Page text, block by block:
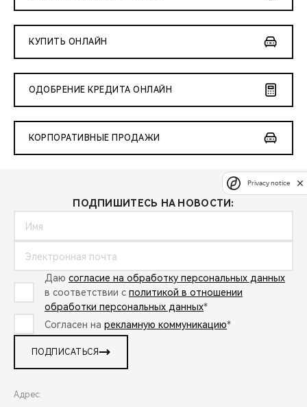
КУПИТЬ ОНЛАЙН
ОДОБРЕНИЕ КРЕДИТА ОНЛАЙН
КОРПОРАТИВНЫЕ ПРОДАЖИ
ПОДПИШИТЕСЬ НА НОВОСТИ:
Даю согласие на обработку персональных данных
в соответствии с политикой в отношении
обработки персональных данных*
Согласен на рекламную коммуникацию*
ПОДПИСАТЬСЯ
Адрес:
Privacy notice